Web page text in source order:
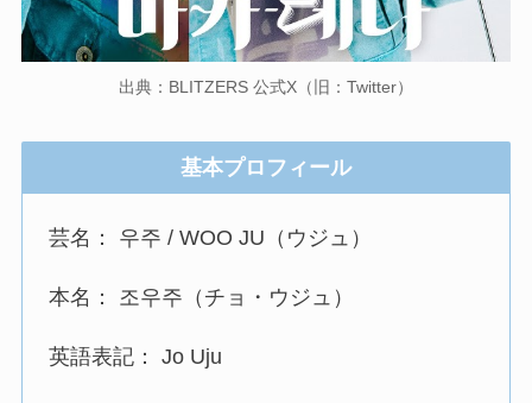
出典：BLITZERS 公式X（旧：Twitter）
基本プロフィール
芸名： 우주 / WOO JU（ウジュ）
本名： 조우주（チョ・ウジュ）
英語表記： Jo Uju